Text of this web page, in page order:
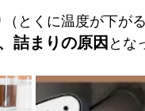
とくに温度が下がる
詰まりの原因 とな